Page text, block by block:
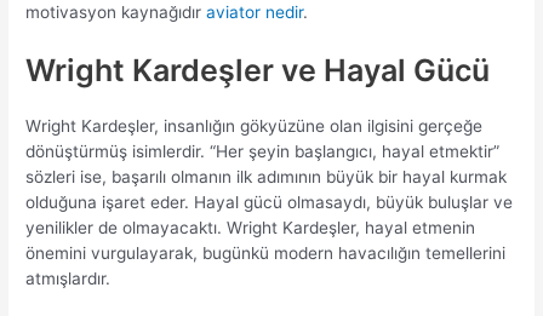
motivasyon kaynağıdıraviator nedir.
Wright Kardeşler ve Hayal Gücü
Wright Kardeşler, insanlığın gökyüzüne olan ilgisini gerçeğe
dönüştürmüş isimlerdir. “Her şeyin başlangıcı, hayal etmektir”
sözleri ise, başarılı olmanın ilk adımının büyük bir hayal kurmak
olduğuna işaret eder. Hayal gücü olmasaydı, büyük buluşlar ve
yenilikler de olmayacaktı. Wright Kardeşler, hayal etmenin
önemini vurgulayarak, bugünkü modern havacılığın temellerini
atmışlardır.